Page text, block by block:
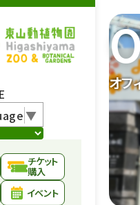
▼
チケット
購入
イベント
オフ